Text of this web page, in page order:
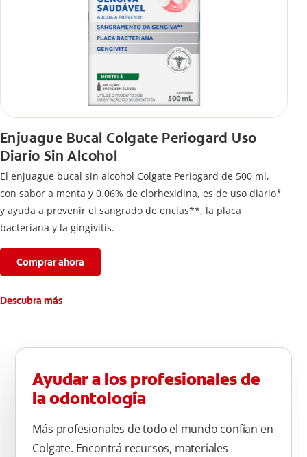
Enjuague Bucal Colgate Periogard Uso
Diario Sin Alcohol
El enjuague bucal sin alcohol Colgate Periogard de 500 ml,
con sabor a menta y 0.06% de clorhexidina, es de uso diario*
y ayuda a prevenir el sangrado de encías**, la placa
bacteriana y la gingivitis.
Comprar ahora
Descubra más
Ayudar a los profesionales de
la odontología
Más profesionales de todo el mundo confían en
Colgate. Encontrá recursos, materiales